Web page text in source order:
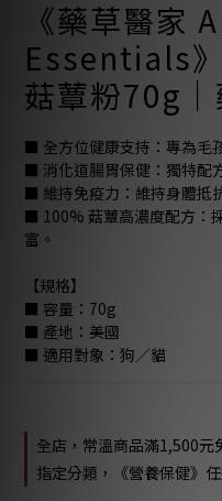
《藥草醫家
Essentials
菇蕈粉70g
■ 全方位健康支持：專為毛
■ 消化道腸胃保健：獨特配
■ 維持免疫力：維持身體抵
■ 100% 菇蕈高濃度配方：
富。
【規格】
■ 容量：70g
■ 產地：美國
■ 適用對象：狗／貓
全店，常溫商品滿1,500元
指定分類，《營養保健》